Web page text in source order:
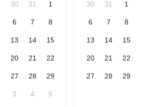
30 31 1
6 7 8
13 14 15
20 21 22
27 28 29
3 4 5
30 31 1
6 7 8
13 14 15
20 21 22
27 28 29